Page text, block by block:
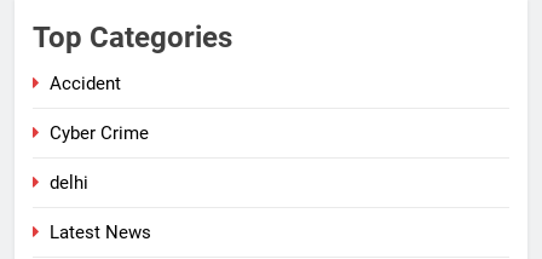
Top Categories
Accident
Cyber Crime
delhi
Latest News